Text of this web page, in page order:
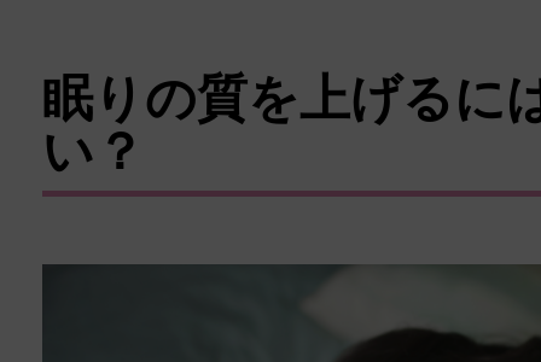
眠りの質を上げるに
い？